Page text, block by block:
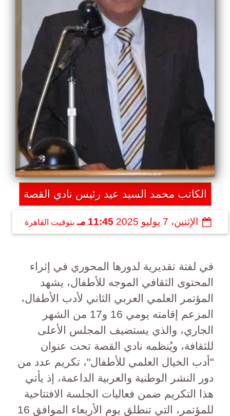
الكاتب محمد السيد عيد رئيس نادي القصة
الإثنين، 7 يوليو 2025 11:45 مـ بتوقيت القاهرة
في لفتة تقديرية لدورها المحوري في إثراء
المحتوى الثقافي الموجه للأطفال، يشهد
المؤتمر العلمي العربي الثاني لأدب الأطفال،
المزعم إقامته يومي 16 و17 من الشهر
الجاري، والذي يستضيف المجلس الأعلى
للثقافة، ويُنظمه نادي القصة تحت عنوان
"أدب الخيال العلمي للأطفال"، تكريم عدد من
دور النشر الوطنية والعربية الداعمة، إذ يأتي
هذا التكريم ضمن فعاليات الجلسة الافتتاحية
للمؤتمر، التي تنطلق يوم الأربعاء الموافق 16